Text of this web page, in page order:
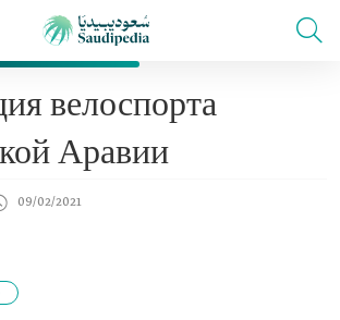
велоспорта
Аравии
09/02/2021